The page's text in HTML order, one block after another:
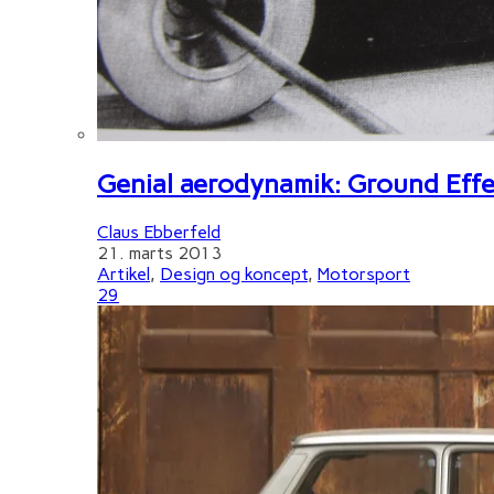
Genial aerodynamik: Ground
Claus Ebberfeld
21. marts 2013
Artikel, Design og koncept, Motorsport
29